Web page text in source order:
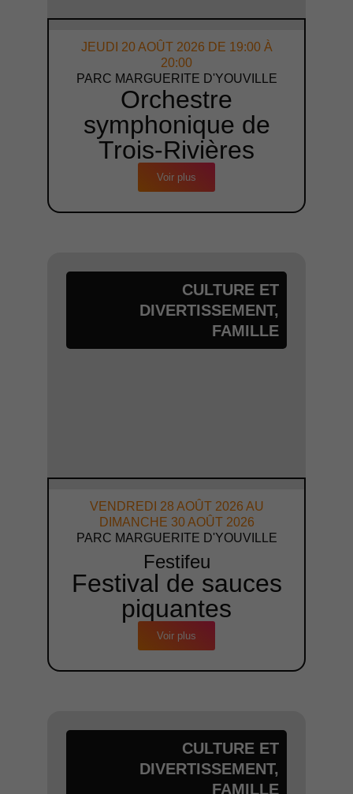
JEUDI 20 AOÛT 2026 DE 19:00 À
20:00
PARC MARGUERITE D'YOUVILLE
Orchestre
symphonique de
Trois-Rivières
Voir plus
CULTURE ET
DIVERTISSEMENT,
FAMILLE
VENDREDI 28 AOÛT 2026 AU
DIMANCHE 30 AOÛT 2026
PARC MARGUERITE D'YOUVILLE
Festifeu
Festival de sauces
piquantes
Voir plus
CULTURE ET
DIVERTISSEMENT,
FAMILLE